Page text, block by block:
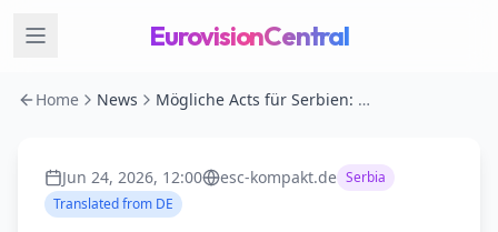
EurovisionCentral
Home News Mögliche Acts für Serbien: Ex-Hurricane-Sängerin und Superstar Tea Tairović wollen zum ESC 2027
Jun 24, 2026, 12:00 esc-kompakt.de Serbia
Translated from DE